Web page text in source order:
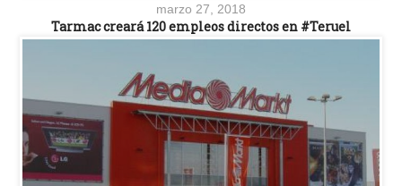
marzo 27, 2018
Tarmac creará 120 empleos directos en #Teruel